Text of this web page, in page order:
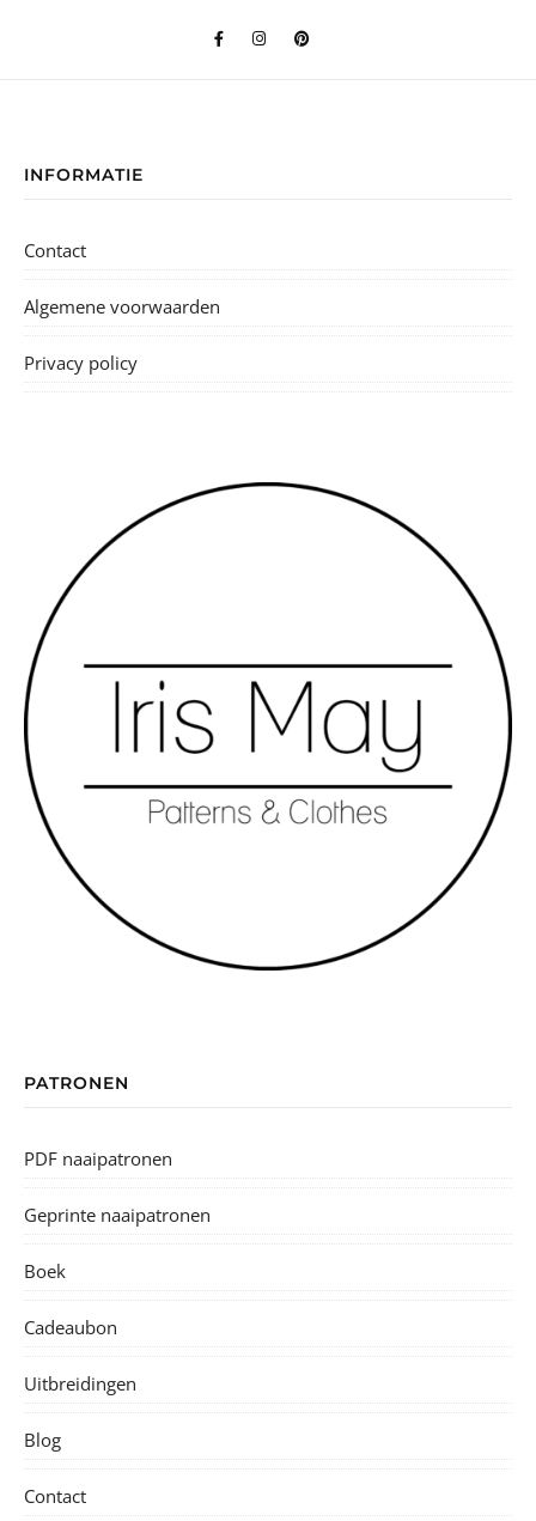
INFORMATIE
Contact
Algemene voorwaarden
Privacy policy
PATRONEN
PDF naaipatronen
Geprinte naaipatronen
Boek
Cadeaubon
Uitbreidingen
Blog
Contact